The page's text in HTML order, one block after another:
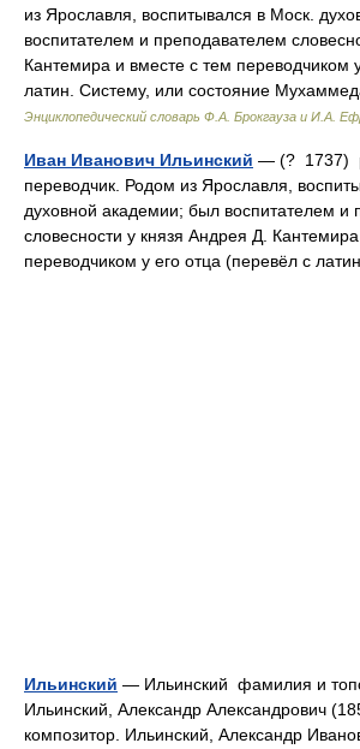
из Ярославля, воспитывался в Моск.
воспитателем и преподавателем
Кантемира и вместе с тем переводчиком
латин. Систему, или состояние
Энциклопедический словарь Ф.А. Брокгауза и И.А.
Иван Иванович Ильинский — (? 1737)
переводчик. Родом из Ярославля,
духовной академии; был воспитателем и
словесности у князя Андрея Д.
переводчиком у его отца (перевёл с
Ильинский — Ильинский фамилия и
Ильинский, Александр Александрович
композитор. Ильинский, Александр